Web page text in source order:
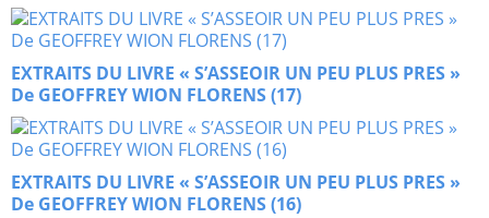
EXTRAITS DU LIVRE « S’ASSEOIR UN PEU PLUS PRES »
De GEOFFREY WION FLORENS (17)
EXTRAITS DU LIVRE « S’ASSEOIR UN PEU PLUS PRES »
De GEOFFREY WION FLORENS (16)